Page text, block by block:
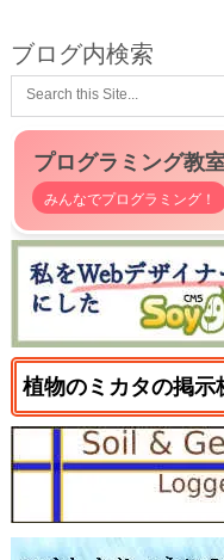
ブログ内検索
プログラミング教
みんなでプログラミング！
植物のミカタの掲示